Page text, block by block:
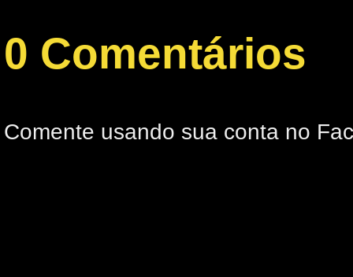
0 Comentários
Comente usando sua conta no